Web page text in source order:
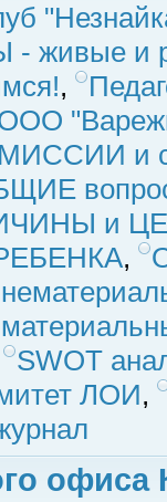
- живые и
,
и
и
,
SWOT
ЛОИ,
офиса